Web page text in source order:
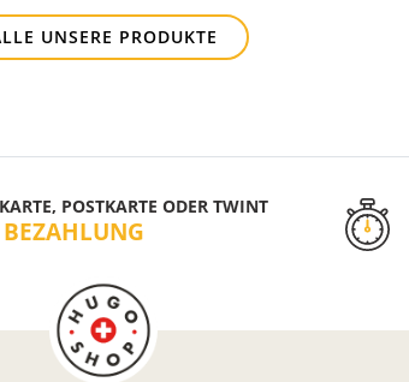
UNSERE PRODUKTE
POSTKARTE ODER TWINT
BEZAHLUNG